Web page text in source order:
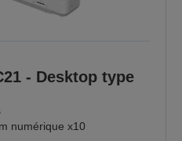
- Desktop type
numérique x10